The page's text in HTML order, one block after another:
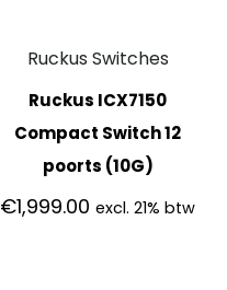
Ruckus Switches
Ruckus ICX7150
Compact Switch 12
poorts (10G)
€1,999.00 excl. 21% btw